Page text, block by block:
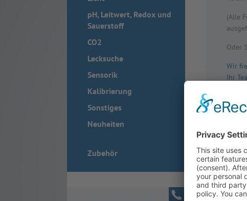
pH, Leitwert, Redox und
Sauerstoff
CO2
Lecksuche
Sensorik
Kalibrierung
Sonstiges
Neuheiten
Zubehör
(Alle
Oder
Wir
Ihr
Firma
Name